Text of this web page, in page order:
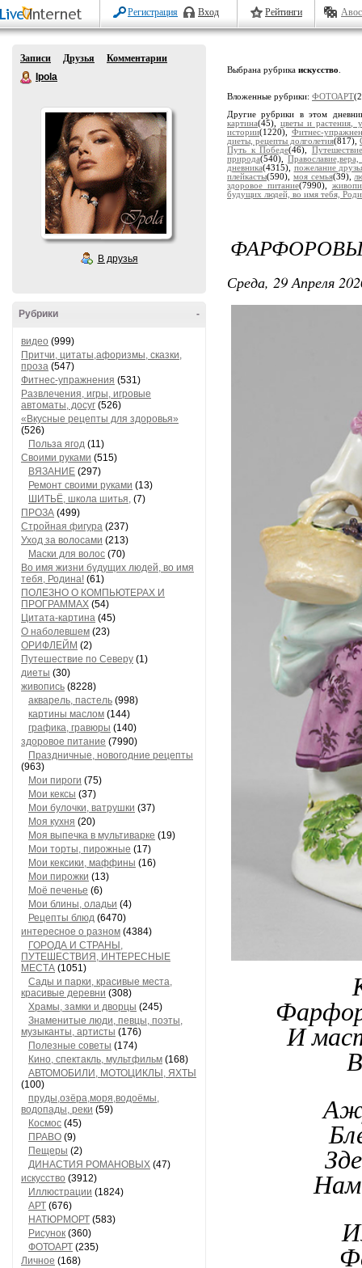
Регистрация Вход Рейтинги
Записи Друзья
Комментарии
Ipola
В друзья
-
Рубрики
видео (999)
Притчи, цитаты,афоризмы, сказки,
проза (547)
Фитнес-упражнения (531)
Развлечения, игры, игровые
автоматы, досуг (526)
«Вкусные рецепты для здоровья»
(526)
Польза ягод (11)
Своими руками (515)
ВЯЗАНИЕ (297)
Ремонт своими руками (13)
ШИТЬЁ, школа шитья, (7)
ПРОЗА (499)
Стройная фигура (237)
Уход за волосами (213)
Маски для волос (70)
Во имя жизни будущих людей, во имя
тебя, Родина! (61)
ПОЛЕЗНО О КОМПЬЮТЕРАХ И
ПРОГРАММАХ (54)
Цитата-картина (45)
О наболевшем (23)
ОРИФЛЕЙМ (2)
Путешествие по Северу (1)
диеты (30)
живопись (8228)
акварель, пастель (998)
картины маслом (144)
графика, гравюры (140)
здоровое питание (7990)
Праздничные, новогодние рецепты
(963)
Мои пироги (75)
Мои кексы (37)
Мои булочки, ватрушки (37)
Моя кухня (20)
Моя выпечка в мультиварке (19)
Мои торты, пирожные (17)
Мои кексики, маффины (16)
Мои пирожки (13)
Моё печенье (6)
Мои блины, оладьи (4)
Рецепты блюд (6470)
интересное о разном (4384)
ГОРОДА И СТРАНЫ,
ПУТЕШЕСТВИЯ, ИНТЕРЕСНЫЕ
МЕСТА (1051)
Сады и парки, красивые места,
красивые деревни (308)
Храмы, замки и дворцы (245)
Знаменитые люди, певцы, поэты,
музыканты, артисты (176)
Полезные советы (174)
Кино, спектакль, мультфильм (168)
АВТОМОБИЛИ, МОТОЦИКЛЫ, ЯХТЫ
(100)
пруды,озёра,моря,водоёмы,
водопады, реки (59)
Космос (45)
ПРАВО (9)
Пещеры (2)
ДИНАСТИЯ РОМАНОВЫХ (47)
искусство (3912)
Иллюстрации (1824)
АРТ (676)
НАТЮРМОРТ (583)
Рисунок (360)
ФОТОАРТ (235)
Личное (168)
Выбрана рубрика искусство
Вложенные рубрики: ФОТОАРТ
Другие рубрики в этом
картина(45),цветы и растения,
истории(1220), Фитнес-
диеты, рецепты долголетия(817),
Путь к Победе(46),
природа(540),
дневника(4315), пожелание
плейкасты(590), моя семья(39),
здоровое питание(7990),
будущих людей, во имя тебя,
Среда, 29 Апреля
Фарфор
И
Нам